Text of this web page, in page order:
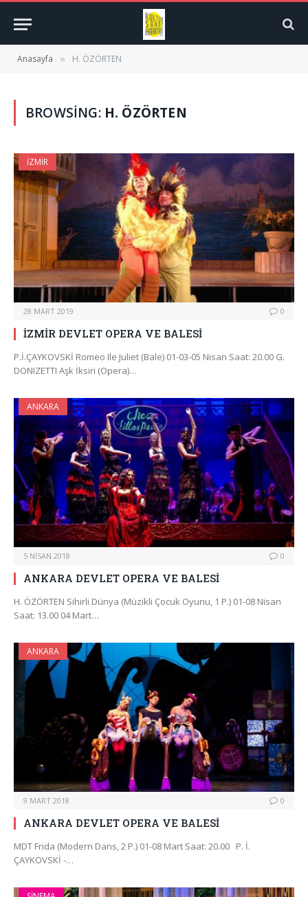
Anasayfa » H. ÖZÖRTEN
BROWSING: H. ÖZÖRTEN
İZMIR
28 MART 2019 0
İZMİR DEVLET OPERA VE BALESİ
P.İ.ÇAYKOVSKİ Romeo Ile Juliet (Bale) 01-03-05 Nisan Saat: 20.00 G.
DONIZETTI Aşk İksiri (Opera)…
ANKARA
5 NISAN 2018 0
ANKARA DEVLET OPERA VE BALESİ
H. ÖZÖRTEN Sihirli Dünya (Müzikli Çocuk Oyunu, 1 P.) 01-08 Nisan
Saat: 13.00 04 Mart…
ANKARA
9 MART 2018 0
ANKARA DEVLET OPERA VE BALESİ
MDT Frida (Modern Dans, 2 P.) 01-08 Mart Saat: 20.00 P. İ.
ÇAYKOVSKİ -…